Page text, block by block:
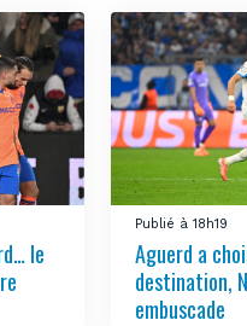
le
Publié à 18h19
Aguerd a
destination,
embuscade